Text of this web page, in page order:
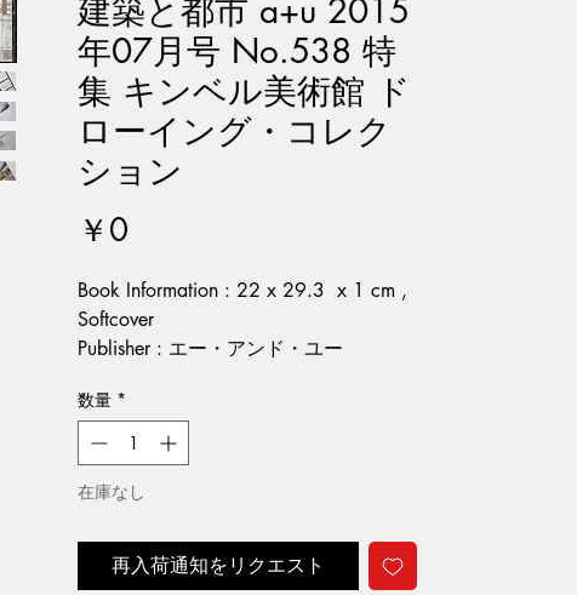
建築と都市 a+u 2015
年07月号 No.538 特
集 キンベル美術館 ド
ローイング・コレク
ション
￥0
格
Book Information : 22 x 29.3 x 1 cm ,
Softcover
Publisher : エー・アンド・ユー
Condition : 小ヤケ・スレ汚れ。縁・角
痛み。その他経年並
ジャンル: 建築
数量 *
在庫なし
再入荷通知をリクエスト